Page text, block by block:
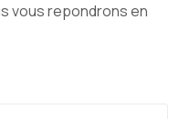
vous repondrons en